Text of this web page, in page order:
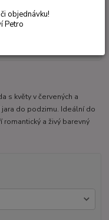
s květy v červených a
do podzimu. Ideální do
romantický a živý barevný
objednávku!
Petro